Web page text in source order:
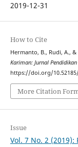
2019-12-31
How to Cite
Kariman: Jurnal
https://doi.org/
More Citation
Issue
Vol. 7 No. 2